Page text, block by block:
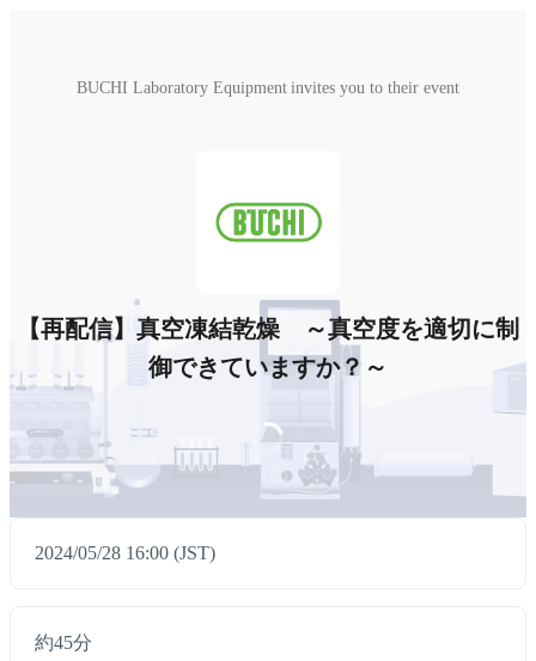
BUCHI Laboratory Equipment invites you to their event
【再配信】真空凍結乾燥 ～真空度を適切に制
御できていますか？～
2024/05/28 16:00 (JST)
約45分